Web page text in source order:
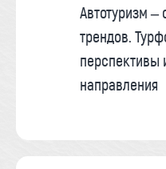
Автотуризм –
трендов.
перспективы
направления